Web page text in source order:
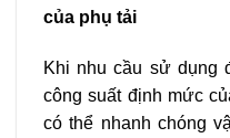
của phụ tải
Khi nhu cầu sử dụng
công suất định mức
có thể nhanh chóng